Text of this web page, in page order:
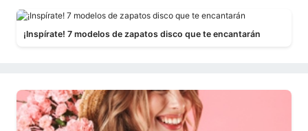
¡Inspírate! 7 modelos de zapatos disco que te encantarán